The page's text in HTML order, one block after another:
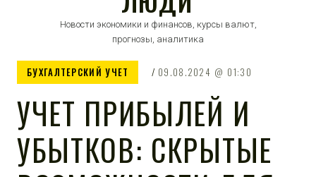
Новости экономики и финансов, курсы валют,
прогнозы, аналитика
БУХГАЛТЕРСКИЙ УЧЕТ 09.08.2024 01:30
УЧЕТ ПРИБЫЛЕЙ И
УБЫТКОВ: СКРЫТЫЕ